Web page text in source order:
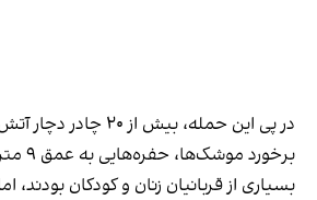
در پی این حمله، بیش از
برخورد موشک‌ها، حفره‌هایی به عمق ۹ متر ایجاد شد.
بسیاری از قربانیان زنان و کودکان بودند،